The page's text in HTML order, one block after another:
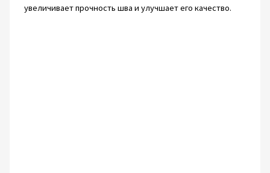
увеличивает прочность шва и улучшает его качество.